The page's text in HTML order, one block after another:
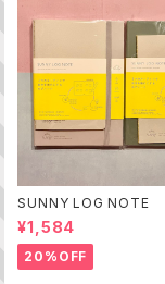
SUNNY LOG NOTE
¥1,584
20%OFF